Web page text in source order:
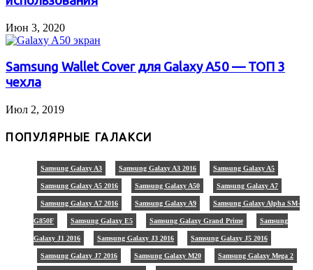
Июн 3, 2020
Samsung Wallet Cover для Galaxy A50 — ТОП 3
чехла
Июл 2, 2019
ПОПУЛЯРНЫЕ ГАЛАКСИ
Samsung Galaxy A3 Samsung Galaxy A3 2016 Samsung Galaxy A5
Samsung Galaxy A5 2016 Samsung Galaxy A50 Samsung Galaxy A7
Samsung Galaxy A7 2016 Samsung Galaxy A9 Samsung Galaxy Alpha SM-
G850F Samsung Galaxy E5 Samsung Galaxy Grand Prime Samsung
Galaxy J1 2016 Samsung Galaxy J3 2016 Samsung Galaxy J5 2016
Samsung Galaxy J7 2016 Samsung Galaxy M20 Samsung Galaxy Mega 2